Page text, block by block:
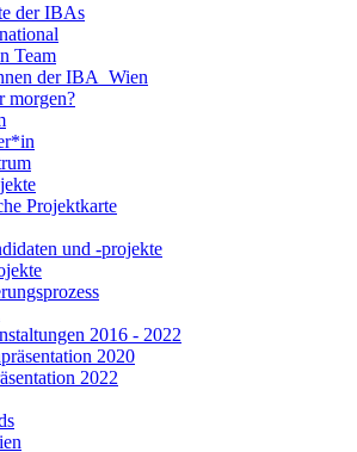
der IBAs
Team
der IBA_Wien
morgen?
Projektkarte
und -projekte
2016 - 2022
2020
2022